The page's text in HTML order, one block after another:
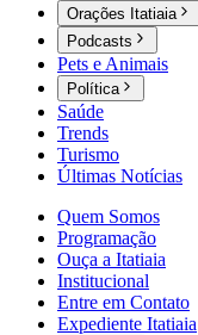
Orações Itatiaia
Podcasts
Pets e Animais
Política
Saúde
Trends
Turismo
Últimas Notícias
Quem Somos
Programação
Ouça a Itatiaia
Institucional
Entre em Contato
Expediente Itatiaia